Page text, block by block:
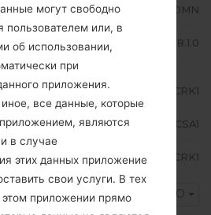
Samsung SM-J710MN
Android Oreo 8.1.0
J710MNVJU4CRK1
J710MNUUB4CSA1
J710MNUBU4CRK1
COO
могут свободно
пользователем или, в
об использовании,
при
приложения.
все данные, которые
являются
в случае
этих данных приложение
свои услуги. В тех
этом приложении прямо